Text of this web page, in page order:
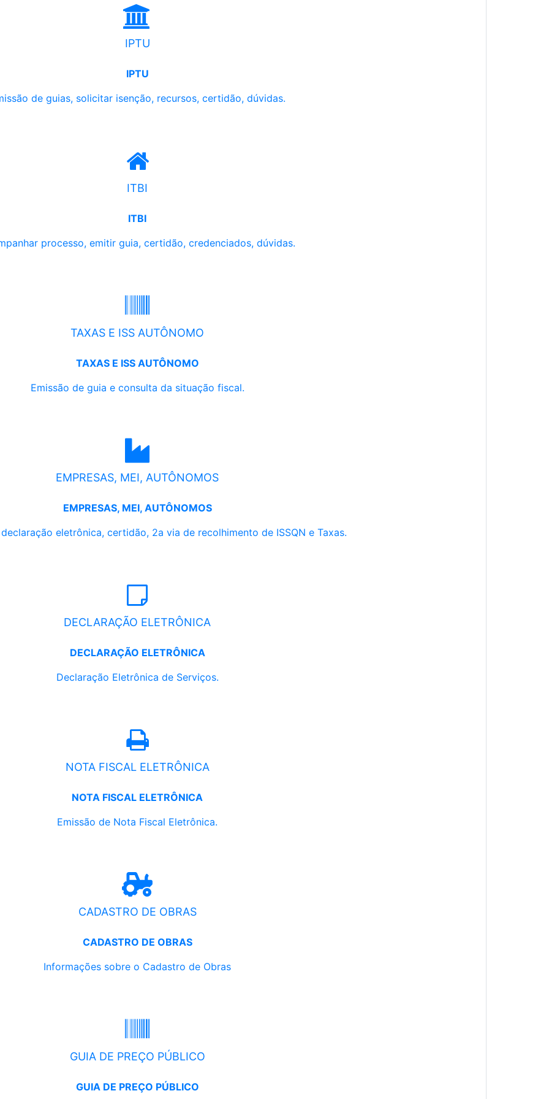
IPTU
IPTU
de guias, solicitar isenção, recursos, certidão, dúvidas.
ITBI
ITBI
processo, emitir guia, certidão, credenciados, dúvidas.
TAXAS E ISS AUTÔNOMO
TAXAS E ISS AUTÔNOMO
Emissão de guia e consulta da situação fiscal.
EMPRESAS, MEI, AUTÔNOMOS
EMPRESAS, MEI, AUTÔNOMOS
eletrônica, certidão, 2a via de recolhimento de ISSQN e Taxas.
DECLARAÇÃO ELETRÔNICA
DECLARAÇÃO ELETRÔNICA
Declaração Eletrônica de Serviços.
NOTA FISCAL ELETRÔNICA
NOTA FISCAL ELETRÔNICA
Emissão de Nota Fiscal Eletrônica.
CADASTRO DE OBRAS
CADASTRO DE OBRAS
Informações sobre o Cadastro de Obras
GUIA DE PREÇO PÚBLICO
GUIA DE PREÇO PÚBLICO